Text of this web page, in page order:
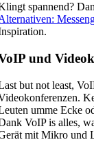
spannend?
und
but not least,
umme Ecke
VoIP is alles,
mit Mikro und